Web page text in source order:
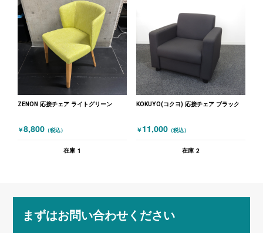
ZENON 応接チェア ライトグリーン
￥8,800 （税込）
在庫 1
KOKUYO(コクヨ) 応接チェア ブラック
￥ 11,000 （税込）
在庫 2
まずはお問い合わせください